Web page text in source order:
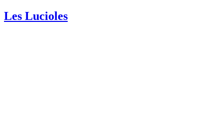
Les Lucioles